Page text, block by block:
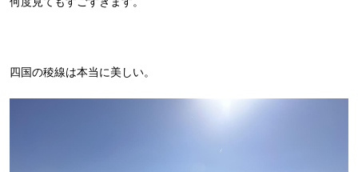
四国の稜線は本当に美しい。